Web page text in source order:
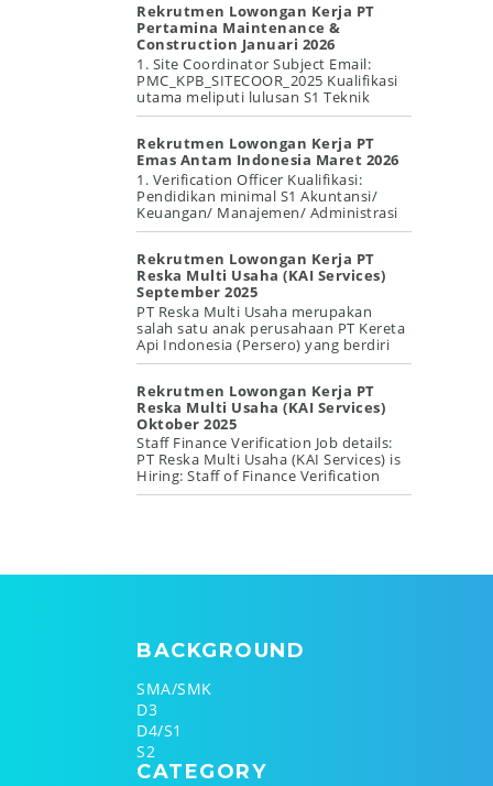
Rekrutmen Lowongan Kerja PT
Pertamina Maintenance &
Construction Januari 2026
1. Site Coordinator Subject Email:
PMC_KPB_SITECOOR_2025 Kualifikasi
utama meliputi lulusan S1 Teknik
dengan pengalaman minimal 8 tahun
Rekrutmen Lowongan Kerja PT
Emas Antam Indonesia Maret 2026
1. Verification Officer Kualifikasi:
Pendidikan minimal S1 Akuntansi/
Keuangan/ Manajemen/ Administrasi
Bisnis/ Perpajakan/ Akuntansi Perpaj...
Rekrutmen Lowongan Kerja PT
Reska Multi Usaha (KAI Services)
September 2025
PT Reska Multi Usaha merupakan
salah satu anak perusahaan PT Kereta
Api Indonesia (Persero) yang berdiri
sejak tahun 2003, mempunyai tujuan
Rekrutmen Lowongan Kerja PT
Reska Multi Usaha (KAI Services)
Oktober 2025
Staff Finance Verification Job details:
PT Reska Multi Usaha (KAI Services) is
Hiring: Staff of Finance Verification
Location: [Jakarta, Hea...
BACKGROUND
SMA/SMK
D3
D4/S1
S2
CATEGORY